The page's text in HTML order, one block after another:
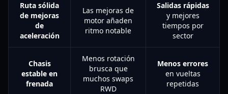
Ruta sólida
de mejoras
de
aceleración
Las mejoras de
motor añaden
ritmo notable
Salidas rápidas
y mejores
tiempos por
sector
Chasis
estable en
frenada
Menos rotación
brusca que
muchos swaps
RWD
Menos errores
en vueltas
repetidas